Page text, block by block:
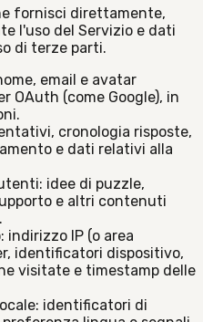
fornisci direttamente,
l'uso del Servizio e dati
di terze parti.
email e avatar
OAuth (come Google), in
cronologia risposte,
e dati relativi alla
idee di puzzle,
e altri contenuti
IP (o area
identificatori dispositivo,
visitate e timestamp delle
identificatori di